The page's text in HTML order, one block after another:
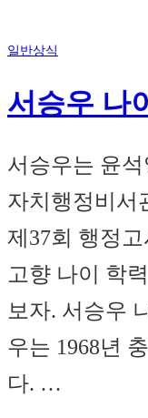
일반상식
서승우 나
서승우는 윤
자치행정비서
제37회 행정
고향 나이 학
보자. 서승우
우는 1968년
다. …